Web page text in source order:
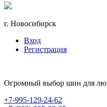
г. Новосибирск
Вход
Регистрация
Огромный выбор шин для
+7-995-129-24-62